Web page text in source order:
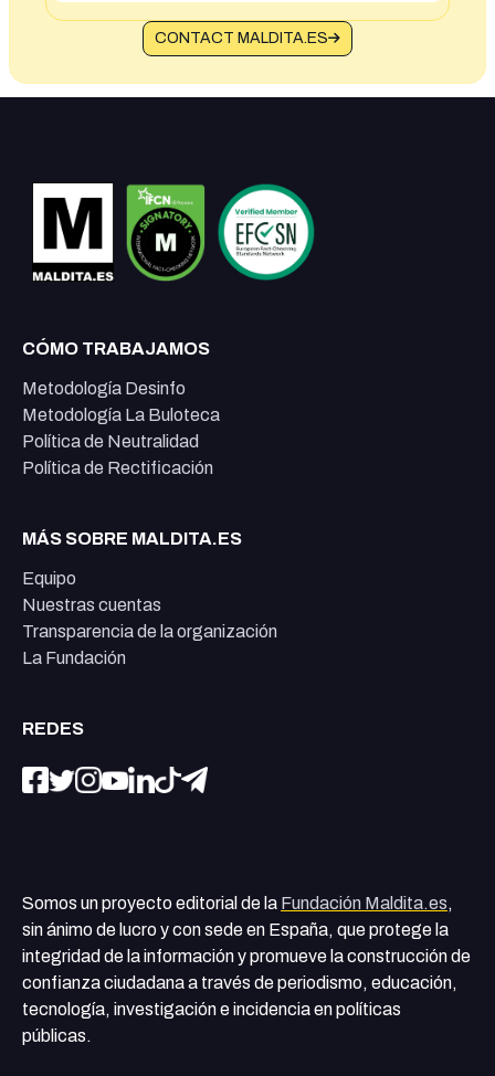
CONTACT MALDITA.ES
CÓMO TRABAJAMOS
Metodología Desinfo
Metodología La Buloteca
Política de Neutralidad
Política de Rectificación
MÁS SOBRE MALDITA.ES
Equipo
Nuestras cuentas
Transparencia de la organización
La Fundación
REDES
Somos un proyecto editorial de la Fundación Maldita.es,
sin ánimo de lucro y con sede en España, que protege la
integridad de la información y promueve la construcción de
confianza ciudadana a través de periodismo, educación,
tecnología, investigación e incidencia en políticas
públicas.